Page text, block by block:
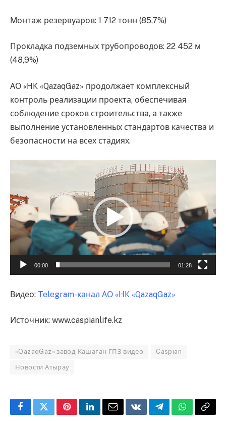
Монтаж резервуаров: 1 712 тонн (85,7%)
Прокладка подземных трубопроводов: 22 452 м
(48,9%)
АО «НК «QazaqGaz» продолжает комплексный
контроль реализации проекта, обеспечивая
соблюдение сроков строительства, а также
выполнение установленных стандартов качества и
безопасности на всех стадиях.
00:00 01:28
Видео: Telegram-канал АО «НК «QazaqGaz»
Источник: www.caspianlife.kz
«QazaqGaz» завод Кашаган ГПЗ видео Caspian
Новости Атырау
FacebookTwitterPinterestLinkedInEmailVKontakteTelegramWhatsApp
Copy